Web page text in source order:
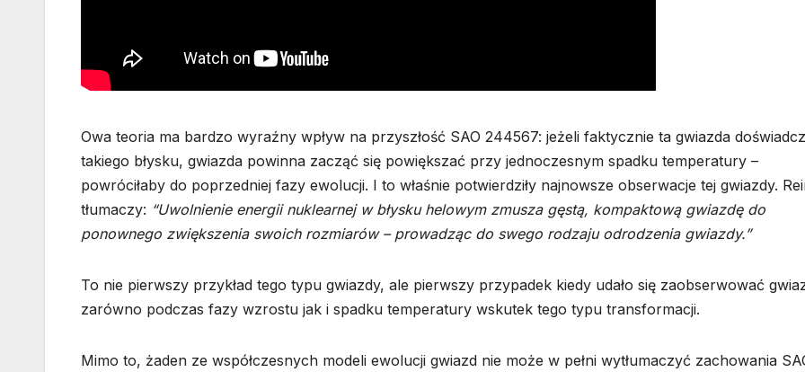
Owa teoria ma bardzo wyraźny wpływ na przyszłość SAO 244567: jeżeli faktycznie ta gwiazda
takiego błysku, gwiazda powinna zacząć się powiększać przy jednoczesnym spadku temperatury –
powróciłaby do poprzedniej fazy ewolucji. I to właśnie potwierdziły najnowsze obserwacje tej gwiazdy.
tłumaczy: “Uwolnienie energii nuklearnej w błysku helowym zmusza gęstą, kompaktową gwiazdę do
ponownego zwiększenia swoich rozmiarów – prowadząc do swego rodzaju odrodzenia gwiazdy.”
To nie pierwszy przykład tego typu gwiazdy, ale pierwszy przypadek kiedy udało się zaobserwować
zarówno podczas fazy wzrostu jak i spadku temperatury wskutek tego typu transformacji.
Mimo to, żaden ze współczesnych modeli ewolucji gwiazd nie może w pełni wytłumaczyć zachowania